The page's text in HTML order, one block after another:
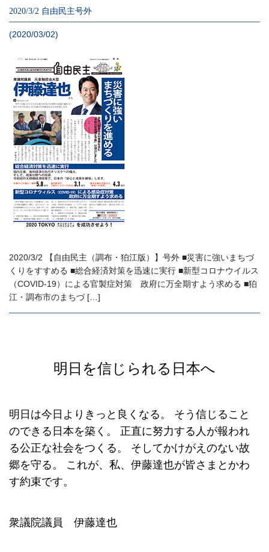
2020/3/2 自由民主号外
(2020/03/02)
2020/3/2 【自由民主（調布・狛江版）】号外 ■災害に強いまちづ
くりをすすめる ■総合経済対策を迅速に実行 ■新型コロナウイルス
（COVID-19）による官製症対策 政府に万全期すよう求める ■狛
江・調布市のまちづ […]
明日を信じられる日本へ
明日は今日よりきっと良くなる。
そう信じること
のできる日本を築く。
正直に努力する人が報われ
る公正な社会をつくる。
そしてかけがえのない故
郷を守る。
これが、私、伊藤達也が皆さまとかわ
す約束です。
衆議院議員 伊藤達也